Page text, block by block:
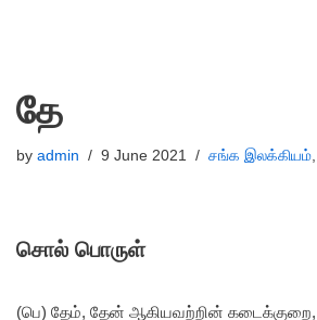
தே
by admin 9 June 2021 சங்க இலக்கியம்,
சொல் பொருள்
(பெ) தேம், தேன் ஆகியவற்றின்